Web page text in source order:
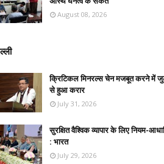
August 08, 2026
क्रिटिकल मिनरल्स चेन मजबूत करने में
से हुआ करार
July 31, 2026
सुरक्षित वैश्विक व्यापार के लिए नियम-
: भारत
July 29, 2026